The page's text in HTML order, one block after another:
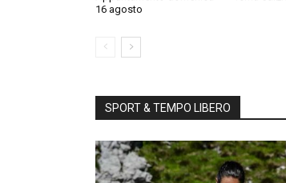
16 agosto
SPORT & TEMPO LIBERO